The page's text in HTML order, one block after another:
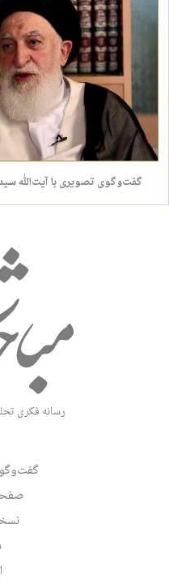
گفت‌وگوی تصویری با آیت‌الله
رسانه فکری